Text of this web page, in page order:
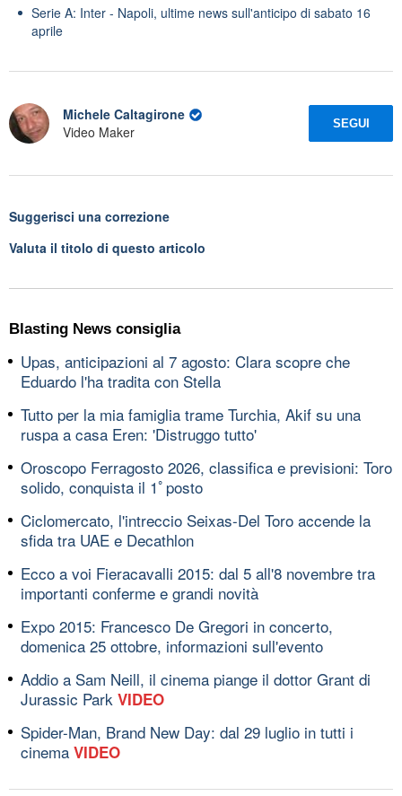
Serie A: Inter - Napoli, ultime news sull'anticipo di sabato 16
aprile
Michele Caltagirone
Video Maker
SEGUI
Suggerisci una correzione
Valuta il titolo di questo articolo
Blasting News consiglia
Upas, anticipazioni al 7 agosto: Clara scopre che
Eduardo l'ha tradita con Stella
Tutto per la mia famiglia trame Turchia, Akif su una
ruspa a casa Eren: 'Distruggo tutto'
Oroscopo Ferragosto 2026, classifica e previsioni: Toro
solido, conquista il 1ﾟposto
Ciclomercato, l'intreccio Seixas-Del Toro accende la
sfida tra UAE e Decathlon
Ecco a voi Fieracavalli 2015: dal 5 all'8 novembre tra
importanti conferme e grandi novità
Expo 2015: Francesco De Gregori in concerto,
domenica 25 ottobre, informazioni sull'evento
Addio a Sam Neill, il cinema piange il dottor Grant di
Jurassic Park VIDEO
Spider-Man, Brand New Day: dal 29 luglio in tutti i
cinema VIDEO